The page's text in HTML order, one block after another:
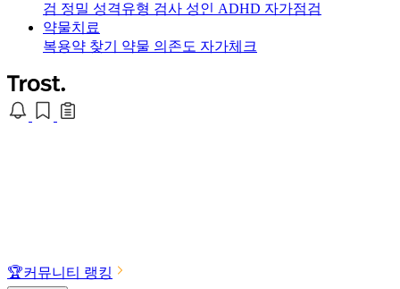
검 정밀 성격유형 검사 성인 ADHD 자가점검
약물치료
복용약 찾기 약물 의존도 자가체크
🏆커뮤니티 랭킹